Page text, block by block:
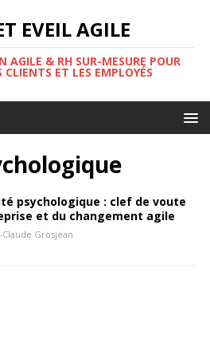
EVEIL AGILE
AGILE & RH SUR-MESURE POUR
CLIENTS ET LES EMPLOYÉS
psychologique : clef de voute
et du changement agile
Claude Grosjean